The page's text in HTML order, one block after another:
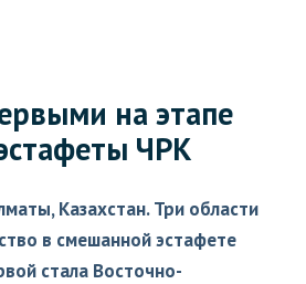
на этапе
ЧРК
Казахстан. Три области
в смешанной эстафете
стала Восточно-